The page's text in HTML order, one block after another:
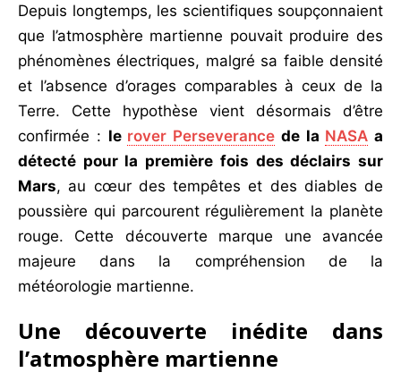
Depuis longtemps, les scientifiques soupçonnaient
que l’atmosphère martienne pouvait produire des
phénomènes électriques, malgré sa faible densité
et l’absence d’orages comparables à ceux de la
Terre. Cette hypothèse vient désormais d’être
confirmée : le rover Perseverance de la NASA a
détecté pour la première fois des déclairs sur
Mars, au cœur des tempêtes et des diables de
poussière qui parcourent régulièrement la planète
rouge. Cette découverte marque une avancée
majeure dans la compréhension de la
météorologie martienne.
Une découverte inédite dans
l’atmosphère martienne